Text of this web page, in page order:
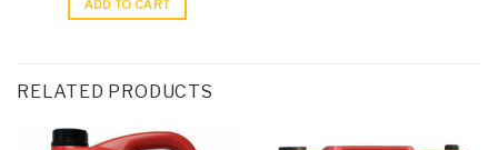
ADD TO CART
RELATED PRODUCTS